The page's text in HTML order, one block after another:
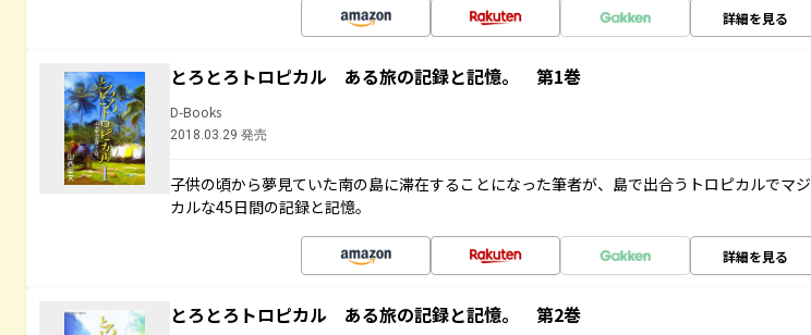
詳細を見る
とろとろトロピカル ある旅の記録と記憶。 第1巻
D-Books
2018.03.29 発売
子供の頃から夢見ていた南の島に滞在することになった筆者が、島で出合うトロピカルでマジ
カルな45日間の記録と記憶。
詳細を見る
とろとろトロピカル ある旅の記録と記憶。 第2巻